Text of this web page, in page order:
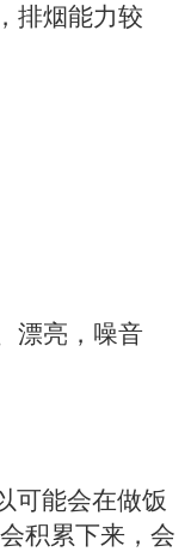
排烟能力较
漂亮，噪音
可能会在做饭
积累下来，会